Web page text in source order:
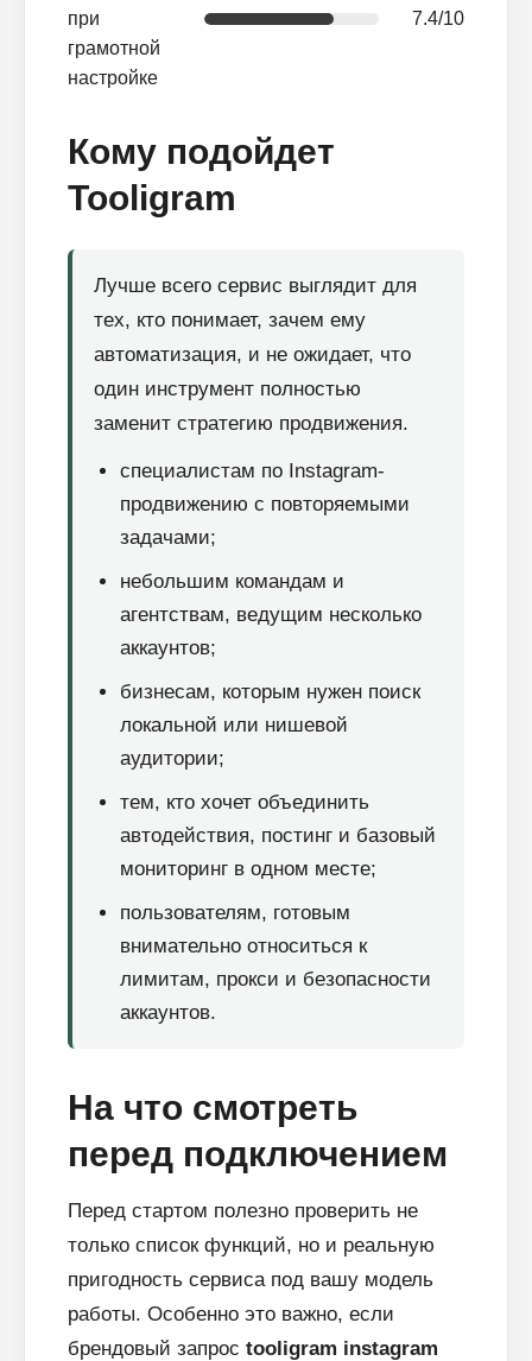
при
грамотной
настройке
7.4/10
Кому подойдет
Tooligram
Лучше всего сервис выглядит для
тех, кто понимает, зачем ему
автоматизация, и не ожидает, что
один инструмент полностью
заменит стратегию продвижения.
специалистам по Instagram-
продвижению с повторяемыми
задачами;
небольшим командам и
агентствам, ведущим несколько
аккаунтов;
бизнесам, которым нужен поиск
локальной или нишевой
аудитории;
тем, кто хочет объединить
автодействия, постинг и базовый
мониторинг в одном месте;
пользователям, готовым
внимательно относиться к
лимитам, прокси и безопасности
аккаунтов.
На что смотреть
перед подключением
Перед стартом полезно проверить не
только список функций, но и реальную
пригодность сервиса под вашу модель
работы. Особенно это важно, если
брендовый запрос tooligram instagram